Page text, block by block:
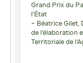
Grand Prix du
l’État
– Béatrice Gilet,
de l’élaboration
Territoriale de